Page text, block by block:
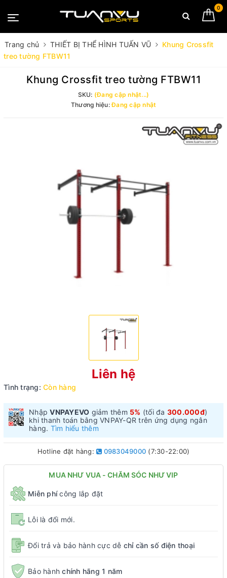
0
Trang chủ THIẾT BỊ THỂ HÌNH TUẤN VŨ
Khung Crossfit
treo tường FTBW11
Khung Crossfit treo tường FTBW11
SKU: (Đang cập nhật...)
Thương hiệu:Đang cập nhật
Liên hệ
Tình trạng: Còn hàng
NhậpVNPAYEVO giảm thêm 5% (tối đa 300.000đ)
khi thanh toán bằng VNPAY-QR trên ứng dụng ngân
hàng. Tìm hiểu thêm
Hotline đặt hàng: 0983049000 (7:30-22:00)
MUA NHƯ VUA - CHĂM SÓC NHƯ VIP
Miễn phícông lắp đặt
Lỗi là đổi mới.
Đổi trả và bảo hành cực dễ chỉ cần số điện thoại
Bảo hànhchính hãng 1 năm